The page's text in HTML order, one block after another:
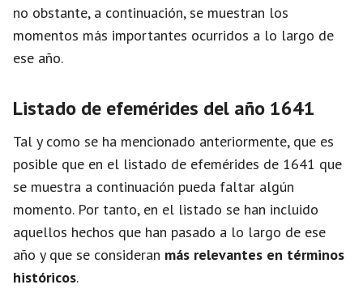
no obstante, a continuación, se muestran los
momentos más importantes ocurridos a lo largo de
ese año.
Listado de efemérides del año 1641
Tal y como se ha mencionado anteriormente, que es
posible que en el listado de efemérides de 1641 que
se muestra a continuación pueda faltar algún
momento. Por tanto, en el listado se han incluido
aquellos hechos que han pasado a lo largo de ese
año y que se consideran más relevantes en términos
históricos.